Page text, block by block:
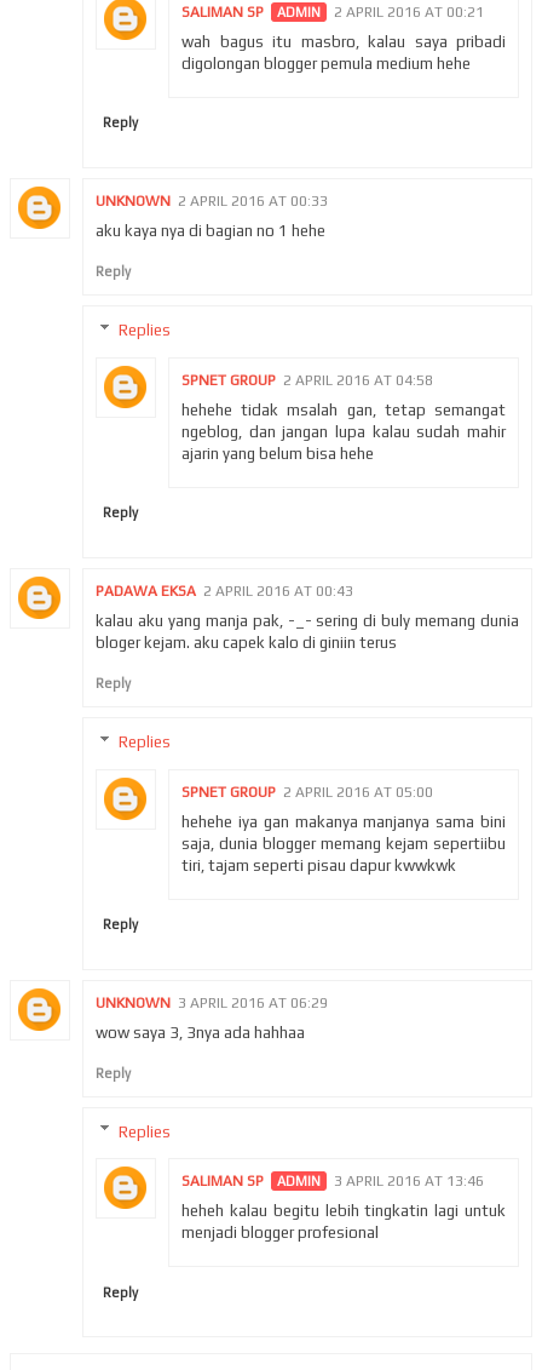
SALIMAN SP 2 APRIL 2016 AT 00:21
wah bagus itu masbro, kalau saya pribadi
digolongan blogger pemula medium hehe
Reply
UNKNOWN 2 APRIL 2016 AT 00:33
aku kaya nya di bagian no 1 hehe
Reply
Replies
SPNET GROUP 2 APRIL 2016 AT 04:58
hehehe tidak msalah gan, tetap semangat
ngeblog, dan jangan lupa kalau sudah mahir
ajarin yang belum bisa hehe
Reply
PADAWA EKSA 2 APRIL 2016 AT 00:43
kalau aku yang manja pak, -_- sering di buly memang dunia
bloger kejam. aku capek kalo di giniin terus
Reply
Replies
SPNET GROUP 2 APRIL 2016 AT 05:00
hehehe iya gan makanya manjanya sama bini
saja, dunia blogger memang kejam sepertiibu
tiri, tajam seperti pisau dapur kwwkwk
Reply
UNKNOWN 3 APRIL 2016 AT 06:29
wow saya 3, 3nya ada hahhaa
Reply
Replies
SALIMAN SP 3 APRIL 2016 AT 13:46
heheh kalau begitu lebih tingkatin lagi untuk
menjadi blogger profesional
Reply